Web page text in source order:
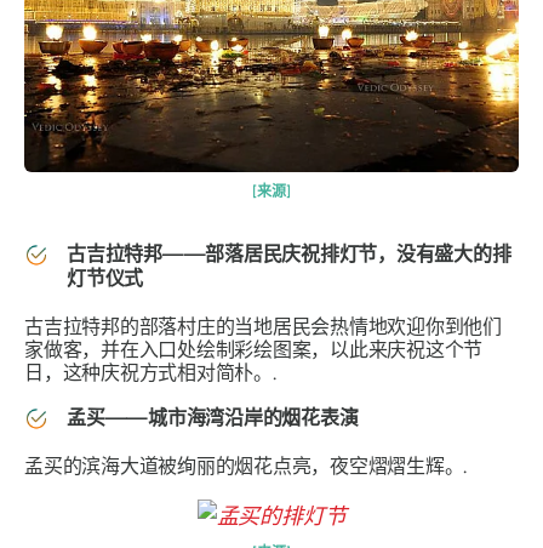
[来源]
古吉拉特邦——部落居民庆祝排灯节，没有盛大的排
灯节仪式
古吉拉特邦的部落村庄的当地居民会热情地欢迎你到他们
家做客，并在入口处绘制彩绘图案，以此来庆祝这个节
日，这种庆祝方式相对简朴。.
孟买——城市海湾沿岸的烟花表演
孟买的滨海大道被绚丽的烟花点亮，夜空熠熠生辉。.